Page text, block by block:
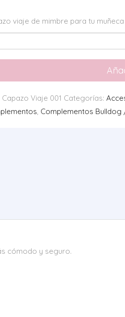
viaje de mimbre para tu
Capazo Viaje 001 Categorías:
, Complementos Bulldog
cómodo y seguro.